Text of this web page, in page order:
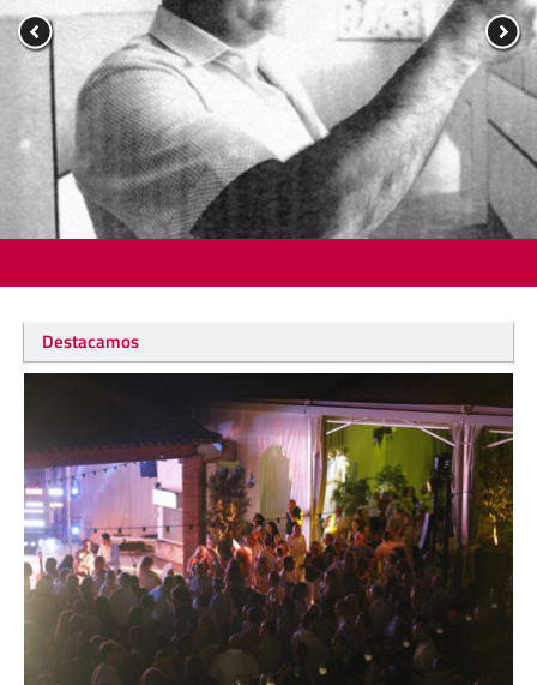
Destacamos